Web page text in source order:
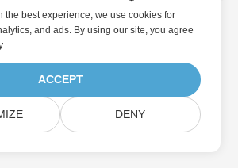
the best experience, we use cookies for
and ads. By using our site, you agree
.
ACCEPT
DENY